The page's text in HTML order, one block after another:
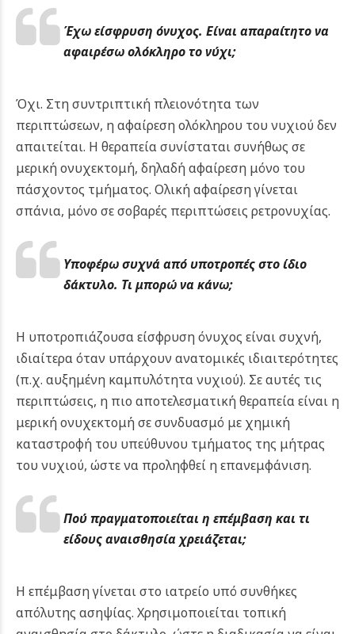
Έχω είσφρυση όνυχος. Είναι απαραίτητο να
αφαιρέσω ολόκληρο το νύχι;
Όχι. Στη συντριπτική πλειονότητα των
περιπτώσεων, η αφαίρεση ολόκληρου του νυχιού δεν
απαιτείται. Η θεραπεία συνίσταται συνήθως σε
μερική ονυχεκτομή, δηλαδή αφαίρεση μόνο του
πάσχοντος τμήματος. Ολική αφαίρεση γίνεται
σπάνια, μόνο σε σοβαρές περιπτώσεις ρετρονυχίας.
Υποφέρω συχνά από υποτροπές στο ίδιο
δάκτυλο. Τι μπορώ να κάνω;
Η υποτροπιάζουσα είσφρυση όνυχος είναι συχνή,
ιδιαίτερα όταν υπάρχουν ανατομικές ιδιαιτερότητες
(π.χ. αυξημένη καμπυλότητα νυχιού). Σε αυτές τις
περιπτώσεις, η πιο αποτελεσματική θεραπεία είναι η
μερική ονυχεκτομή σε συνδυασμό με χημική
καταστροφή του υπεύθυνου τμήματος της μήτρας
του νυχιού, ώστε να προληφθεί η επανεμφάνιση.
Πού πραγματοποιείται η επέμβαση και τι
είδους αναισθησία χρειάζεται;
Η επέμβαση γίνεται στο ιατρείο υπό συνθήκες
απόλυτης ασηψίας. Χρησιμοποιείται τοπική